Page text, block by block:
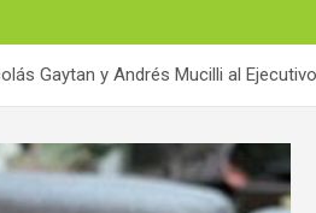
Gaytan y Andrés Mucilli al